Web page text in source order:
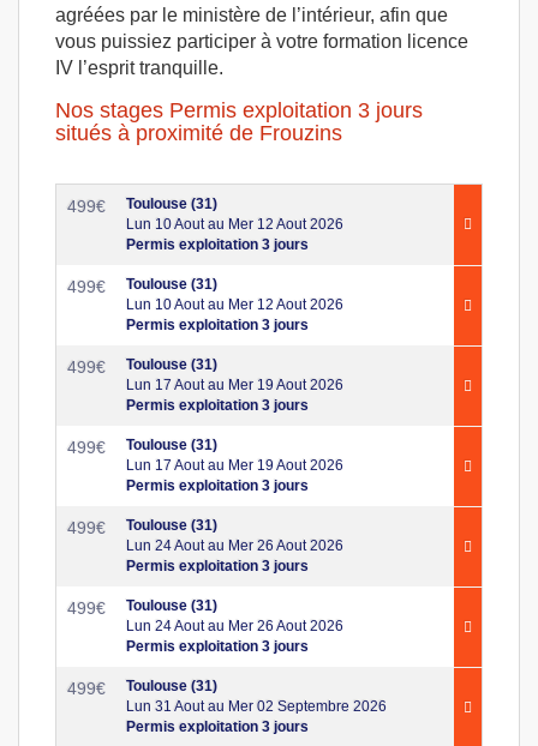
agréées par le ministère de l’intérieur, afin que
vous puissiez participer à votre formation licence
IV l’esprit tranquille.
Nos stages Permis exploitation 3 jours
situés à proximité de Frouzins
499€
Toulouse (31)
Lun 10 Aout au Mer 12 Aout 2026
Permis exploitation 3 jours
499€
Toulouse (31)
Lun 10 Aout au Mer 12 Aout 2026
Permis exploitation 3 jours
499€
Toulouse (31)
Lun 17 Aout au Mer 19 Aout 2026
Permis exploitation 3 jours
499€
Toulouse (31)
Lun 17 Aout au Mer 19 Aout 2026
Permis exploitation 3 jours
499€
Toulouse (31)
Lun 24 Aout au Mer 26 Aout 2026
Permis exploitation 3 jours
499€
Toulouse (31)
Lun 24 Aout au Mer 26 Aout 2026
Permis exploitation 3 jours
499€
Toulouse (31)
Lun 31 Aout au Mer 02 Septembre 2026
Permis exploitation 3 jours